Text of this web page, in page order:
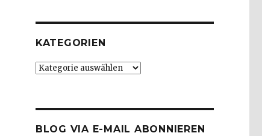
KATEGORIEN
Kategorien
BLOG VIA E-MAIL ABONNIEREN